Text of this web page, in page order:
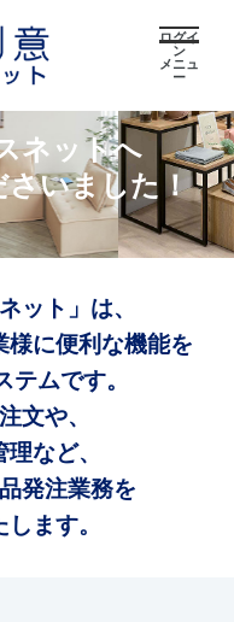
ログイ
ン
メニュ
ー
ネットへ
さいました！
ット」は、
様に便利な機能を
ムです。
文や、
など、
発注業務を
ます。